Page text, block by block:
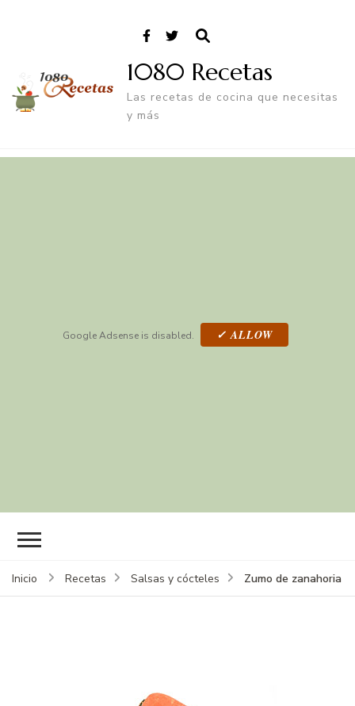
1080 Recetas
Las recetas de cocina que necesitas
y más
Google Adsense is disabled. ✓ ALLOW
Inicio Recetas Salsas y cócteles Zumo de zanahoria